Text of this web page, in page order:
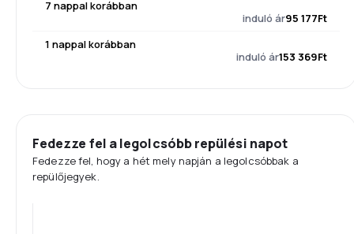
7 nappal korábban
induló ár95 177Ft
1 nappal korábban
induló ár153 369Ft
Fedezze fel a legolcsóbb repülési napot
Fedezze fel, hogy a hét mely napján a legolcsóbbak a
repülőjegyek.